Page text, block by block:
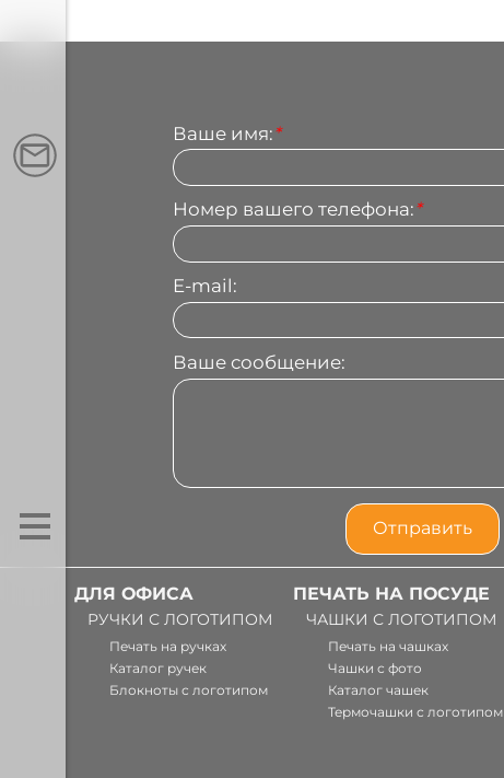
Ваше имя:*
Номер вашего телефона:*
E-mail:
Ваше сообщение:
ДЛЯ ОФИСА
РУЧКИ С ЛОГОТИПОМ
Печать на ручках
Каталог ручек
Блокноты с логотипом
ПЕЧАТЬ НА ПОСУДЕ
ЧАШКИ С ЛОГОТИПОМ
Печать на чашках
Чашки с фото
Каталог чашек
Термочашки с логотипом